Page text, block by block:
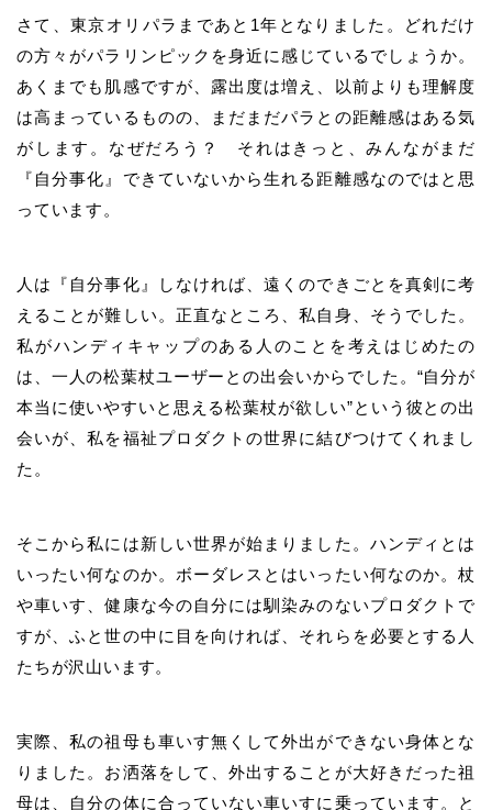
さて、東京オリパラまであと1年となりました。
どれだけ
の方々がパラリンピックを身近に感じているでしょうか。
あくまでも肌感ですが、露出度は増え、以前よりも理解度
は高まっているものの、
まだまだパラとの距離感はある気
がします。 なぜだろう？ それはきっと、みんながまだ
『自分事化』できていないから生れる距離感なのではと思
っています。
人は『自分事化』しなければ、遠くのできごとを真剣に考
えることが難しい。 正直なところ、私自身、そうでした。
私がハンディキャップのある人のことを考えはじめたの
は、一人の松葉杖ユーザーとの出会いからでした。“自分が
本当に使いやすいと思える松葉杖が欲しい”という彼との出
会いが、私を福祉プロダクトの世界に結びつけてくれまし
た。
そこから私には新しい世界が始まりました。 ハンディとは
いったい何なのか。ボーダレスとはいったい何なのか。杖
や車いす、健康な今の自分には馴染みのないプロダクトで
すが、ふと世の中に目を向ければ、それらを必要とする人
たちが沢山います。
実際、私の祖母も車いす無くして外出ができない身体とな
りました。 お洒落をして、外出することが大好きだった祖
母は、自分の体に合っていない車いすに乗っています。と